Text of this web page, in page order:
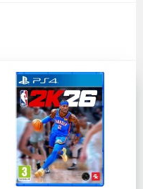
игры,